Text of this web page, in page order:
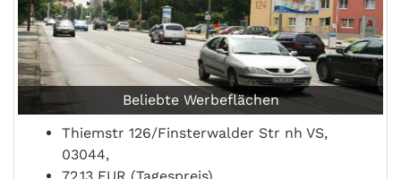
Beliebte Werbeflächen
Thiemstr 126/Finsterwalder Str nh VS,
03044,